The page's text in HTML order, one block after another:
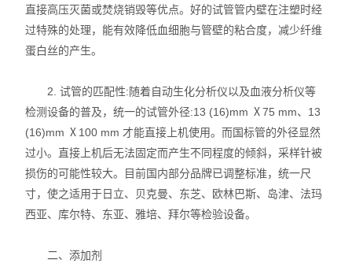
Matrigen弹性细胞培养板
细胞生物学检测试剂盒
干细胞培养添加因子
食品安全检测试剂
实验室技术服务
直接高压灭菌或焚烧销毁等优点。好的试管管内壁在注塑时经
过特殊的处理，能有效降低血细胞与管壁的粘合度，减少纤维
蛋白丝的产生。
2. 试管的匹配性:随着自动生化分析仪以及血液分析仪等
检测设备的普及，统一的试管外径:13 (16)mm Ⅹ75 mm、13
(16)mm Ⅹ100 mm 才能直接上机使用。而国标管的外径显然
过小。直接上机后无法固定而产生不同程度的倾斜，采样针被
损伤的可能性较大。目前国内部分品牌已调整标准，统一尺
寸，使之适用于日立、贝克曼、东芝、欧林巴斯、岛津、法玛
西亚、库尔特、东亚、雅培、拜尔等检验设备。
二、添加剂